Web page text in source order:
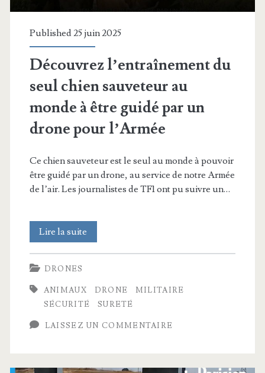
la
voix
Published 25 juin 2025
Découvrez l’entraînement du
seul chien sauveteur au
monde à être guidé par un
drone pour l’Armée
Ce chien sauveteur est le seul au monde à pouvoir
être guidé par un drone, au service de notre Armée
de l’air. Les journalistes de TF1 ont pu suivre un…
Lire la suite
l’entraînement
seul
DRONES
ANIMAUX DRONE
MILITAIRE
SÉCURITÉ
SURETÉ
LAISSEZ UN COMMENTAIRE